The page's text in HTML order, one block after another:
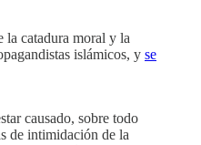
la catadura moral y la
islámicos, y se
causado, sobre todo
de intimidación de la